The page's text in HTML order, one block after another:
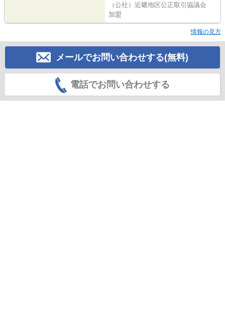
（公社）近畿地区公正取引協議会
加盟
情報の見方
メールでお問い合わせする(無料)
電話でお問い合わせする